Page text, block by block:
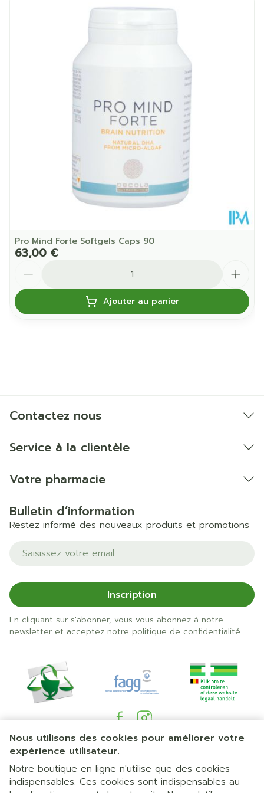
Nous utilisons des cookies pour améliorer votre
expérience utilisateur.
Notre boutique en ligne n'utilise que des cookies
indispensables. Ces cookies sont indispensables au
50 mm
Préservation
Température ambiante (15°C -
Pro Mind Forte Softgels Caps 90
63,00 €
Ajouter au panier
Contactez nous
Service à la clientèle
Votre pharmacie
Bulletin d’information
Restez informé des nouveaux produits et promotions
Adresse mail
Inscription
En cliquant sur s'abonner, vous vous abonnez à notre
newsletter et acceptez notre politique de confidentialité.
Liens légaux